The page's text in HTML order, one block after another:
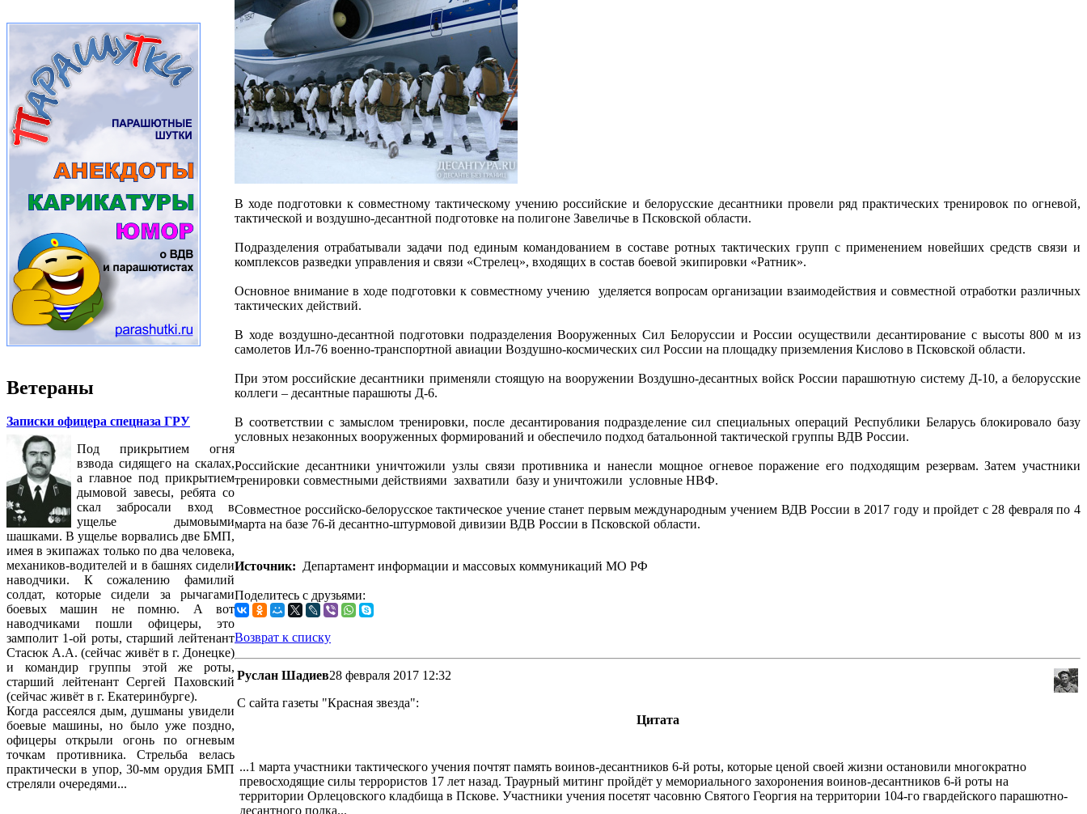
Ветераны
Записки офицера спецназа ГРУ
Под прикрытием огня
взвода сидящего на скалах,
а главное под прикрытием
дымовой завесы, ребята со
скал забросали вход в
ущелье дымовыми
шашками. В ущелье ворвались две БМП,
имея в экипажах только по два человека,
механиков-водителей и в башнях сидели
наводчики. К сожалению фамилий
солдат, которые сидели за рычагами
боевых машин не помню. А вот
наводчиками пошли офицеры, это
замполит 1-ой роты, старший лейтенант
Стасюк А.А. (сейчас живёт в г. Донецке)
и командир группы этой же роты,
старший лейтенант Сергей Паховский
(сейчас живёт в г. Екатеринбурге).
Когда рассеялся дым, душманы увидели
боевые машины, но было уже поздно,
офицеры открыли огонь по огневым
точкам противника. Стрельба велась
практически в упор, 30-мм орудия БМП
стреляли очередями...
В ходе подготовки к совместному тактическому учению российские и белорусские десантники провели ряд практических тренировок по огневой,
тактической и воздушно-десантной подготовке на полигоне Завеличье в Псковской области.
Подразделения отрабатывали задачи под единым командованием в составе ротных тактических групп с применением новейших средств связи и
комплексов разведки управления и связи «Стрелец», входящих в состав боевой экипировки «Ратник».
Основное внимание в ходе подготовки к совместному учению уделяется вопросам организации взаимодействия и совместной отработки различных
тактических действий.
В ходе воздушно-десантной подготовки подразделения Вооруженных Сил Белоруссии и России осуществили десантирование с высоты 800 м из
самолетов Ил-76 военно-транспортной авиации Воздушно-космических сил России на площадку приземления Кислово в Псковской области.
При этом российские десантники применяли стоящую на вооружении Воздушно-десантных войск России парашютную систему Д-10, а белорусские
коллеги – десантные парашюты Д-6.
В соответствии с замыслом тренировки, после десантирования подразделение сил специальных операций Республики Беларусь блокировало базу
условных незаконных вооруженных формирований и обеспечило подход батальонной тактической группы ВДВ России.
Российские десантники уничтожили узлы связи противника и нанесли мощное огневое поражение его подходящим резервам. Затем участники
тренировки совместными действиями захватили базу и уничтожили условные НВФ.
Совместное российско-белорусское тактическое учение станет первым международным учением ВДВ России в 2017 году и пройдет с 28 февраля по 4
марта на базе 76-й десантно-штурмовой дивизии ВДВ России в Псковской области.
Источник: Департамент информации и массовых коммуникаций МО РФ
Поделитесь с друзьями:
Возврат к списку
Руслан Шадиев28 февраля 2017 12:32
С сайта газеты "Красная звезда":
Цитата
...1 марта участники тактического учения почтят память воинов-десантников 6-й роты, которые ценой своей жизни остановили многократно
превосходящие силы террористов 17 лет назад. Траурный митинг пройдёт у мемориального захоронения воинов-десантников 6-й роты на
территории Орлецовского кладбища в Пскове. Участники учения посетят часовню Святого Георгия на территории 104-го гвардейского парашютно-
десантного полка...